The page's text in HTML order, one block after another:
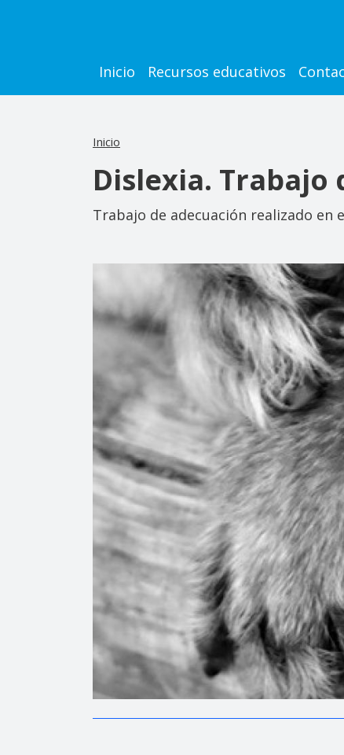
Main navigation
Inicio Recursos educativos
Inicio
Dislexia. Trabajo
Trabajo de adecuación realizado en